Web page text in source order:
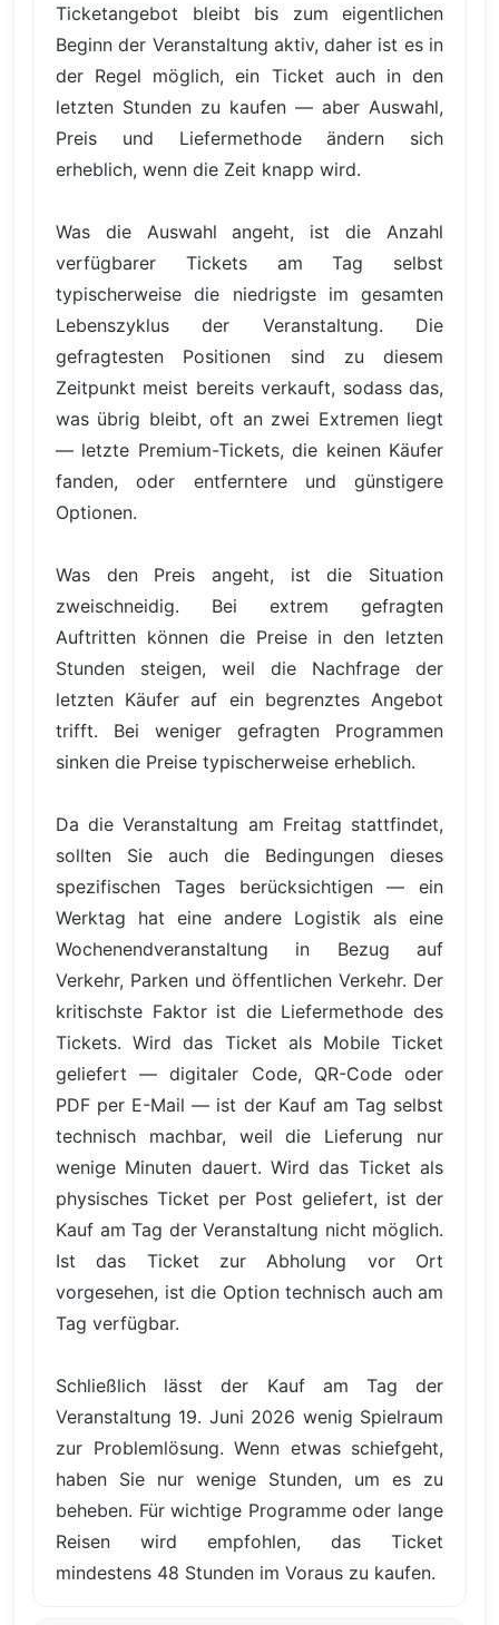
Ticketangebot bleibt bis zum eigentlichen
Beginn der Veranstaltung aktiv, daher ist es in
der Regel möglich, ein Ticket auch in den
letzten Stunden zu kaufen — aber Auswahl,
Preis und Liefermethode ändern sich
erheblich, wenn die Zeit knapp wird.
Was die Auswahl angeht, ist die Anzahl
verfügbarer Tickets am Tag selbst
typischerweise die niedrigste im gesamten
Lebenszyklus der Veranstaltung. Die
gefragtesten Positionen sind zu diesem
Zeitpunkt meist bereits verkauft, sodass das,
was übrig bleibt, oft an zwei Extremen liegt
— letzte Premium-Tickets, die keinen Käufer
fanden, oder entferntere und günstigere
Optionen.
Was den Preis angeht, ist die Situation
zweischneidig. Bei extrem gefragten
Auftritten können die Preise in den letzten
Stunden steigen, weil die Nachfrage der
letzten Käufer auf ein begrenztes Angebot
trifft. Bei weniger gefragten Programmen
sinken die Preise typischerweise erheblich.
Da die Veranstaltung am Freitag stattfindet,
sollten Sie auch die Bedingungen dieses
spezifischen Tages berücksichtigen — ein
Werktag hat eine andere Logistik als eine
Wochenendveranstaltung in Bezug auf
Verkehr, Parken und öffentlichen Verkehr. Der
kritischste Faktor ist die Liefermethode des
Tickets. Wird das Ticket als Mobile Ticket
geliefert — digitaler Code, QR-Code oder
PDF per E-Mail — ist der Kauf am Tag selbst
technisch machbar, weil die Lieferung nur
wenige Minuten dauert. Wird das Ticket als
physisches Ticket per Post geliefert, ist der
Kauf am Tag der Veranstaltung nicht möglich.
Ist das Ticket zur Abholung vor Ort
vorgesehen, ist die Option technisch auch am
Tag verfügbar.
Schließlich lässt der Kauf am Tag der
Veranstaltung 19. Juni 2026 wenig Spielraum
zur Problemlösung. Wenn etwas schiefgeht,
haben Sie nur wenige Stunden, um es zu
beheben. Für wichtige Programme oder lange
Reisen wird empfohlen, das Ticket
mindestens 48 Stunden im Voraus zu kaufen.